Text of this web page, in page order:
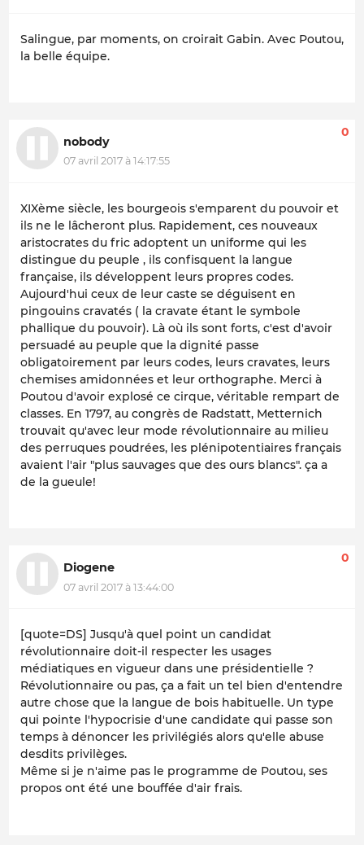
Salingue, par moments, on croirait Gabin. Avec Poutou,
la belle équipe.
nobody
07 avril 2017 à 14:17:55
0
XIXème siècle, les bourgeois s'emparent du pouvoir et
ils ne le lâcheront plus. Rapidement, ces nouveaux
aristocrates du fric adoptent un uniforme qui les
distingue du peuple , ils confisquent la langue
française, ils développent leurs propres codes.
Aujourd'hui ceux de leur caste se déguisent en
pingouins cravatés ( la cravate étant le symbole
phallique du pouvoir). Là où ils sont forts, c'est d'avoir
persuadé au peuple que la dignité passe
obligatoirement par leurs codes, leurs cravates, leurs
chemises amidonnées et leur orthographe. Merci à
Poutou d'avoir explosé ce cirque, véritable rempart de
classes. En 1797, au congrès de Radstatt, Metternich
trouvait qu'avec leur mode révolutionnaire au milieu
des perruques poudrées, les plénipotentiaires français
avaient l'air "plus sauvages que des ours blancs". ça a
de la gueule!
Diogene
07 avril 2017 à 13:44:00
0
[quote=DS] Jusqu'à quel point un candidat
révolutionnaire doit-il respecter les usages
médiatiques en vigueur dans une présidentielle ?
Révolutionnaire ou pas, ça a fait un tel bien d'entendre
autre chose que la langue de bois habituelle. Un type
qui pointe l'hypocrisie d'une candidate qui passe son
temps à dénoncer les privilégiés alors qu'elle abuse
desdits privilèges.
Même si je n'aime pas le programme de Poutou, ses
propos ont été une bouffée d'air frais.